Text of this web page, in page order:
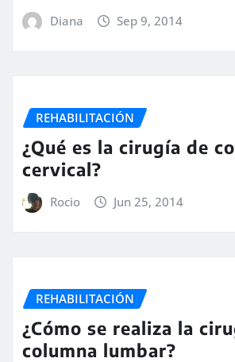
Diana Sep 9, 2014
REHABILITACIÓN
¿Qué es la cirugía de
cervical?
Rocio Jun 25, 2014
REHABILITACIÓN
¿Cómo se realiza la
columna lumbar?